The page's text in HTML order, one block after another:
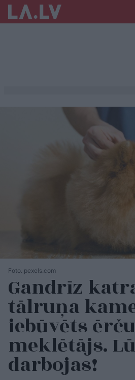
Foto. pexels.com
Gandrīz
tālruņa
iebūvēts ērču
meklētājs.
darbojas!